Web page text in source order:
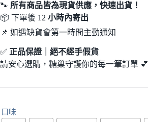
🐾 所有商品皆為現貨供應，快速出貨！
📦 下單後 12 小時內寄出
📌 如遇缺貨會第一時間主動通知
✅ 正品保證
絕不經手假貨
請安心選購，糖巢守護你的每一筆訂單 💕
口味